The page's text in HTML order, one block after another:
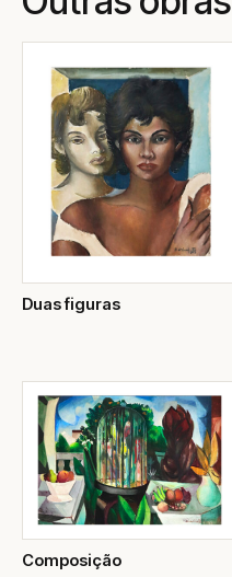
Duas figuras
Composição